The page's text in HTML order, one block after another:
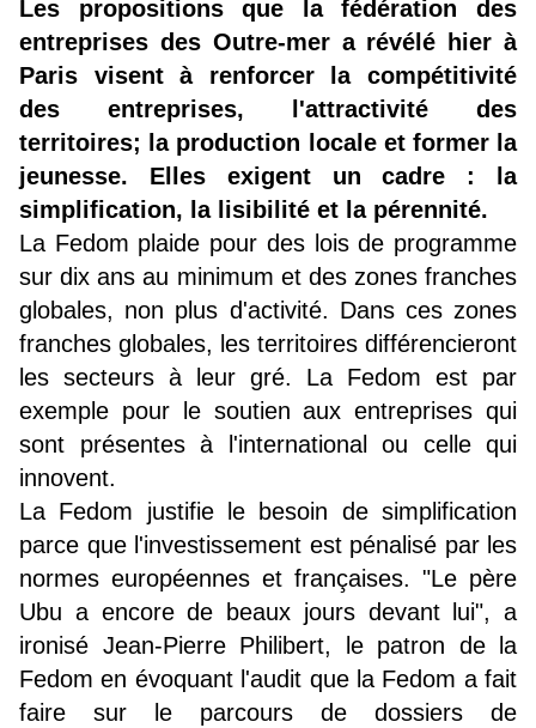
Les propositions que la fédération des
entreprises des Outre-mer a révélé hier à
Paris visent à renforcer la compétitivité
des entreprises, l'attractivité des
territoires; la production locale et former la
jeunesse. Elles exigent un cadre : la
simplification, la lisibilité et la pérennité.
La Fedom plaide pour des lois de programme
sur dix ans au minimum et des zones franches
globales, non plus d'activité. Dans ces zones
franches globales, les territoires différencieront
les secteurs à leur gré. La Fedom est par
exemple pour le soutien aux entreprises qui
sont présentes à l'international ou celle qui
innovent.
La Fedom justifie le besoin de simplification
parce que l'investissement est pénalisé par les
normes européennes et françaises. "Le père
Ubu a encore de beaux jours devant lui", a
ironisé Jean-Pierre Philibert, le patron de la
Fedom en évoquant l'audit que la Fedom a fait
faire sur le parcours de dossiers de